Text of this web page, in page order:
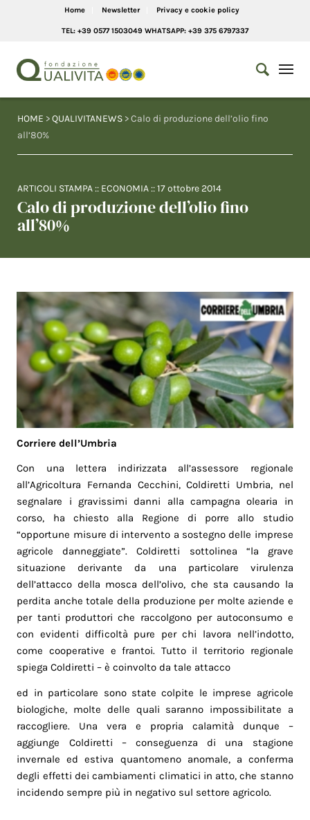
Home Newsletter Privacy e cookie policy
TEL: +39 0577 1503049 WHATSAPP: +39 375 6797337
HOME >QUALIVITANEWS > Calo di produzione dell’olio fino
all’80%
ARTICOLI STAMPA :: ECONOMIA ::17 ottobre 2014
Calo di produzione dell’olio fino
all’80%
Corriere dell’Umbria
Con una lettera indirizzata all’assessore regionale
all’Agricoltura Fernanda Cecchini, Coldiretti Umbria, nel
segnalare i gravissimi danni alla campagna olearia in
corso, ha chiesto alla Regione di porre allo studio
“opportune misure di intervento a sostegno delle imprese
agricole danneggiate”. Coldiretti sottolinea “la grave
situazione derivante da una particolare virulenza
dell’attacco della mosca dell’olivo, che sta causando la
perdita anche totale della produzione per molte aziende e
per tanti produttori che raccolgono per autoconsumo e
con evidenti difficoltà pure per chi lavora nell’indotto,
come cooperative e frantoi. Tutto il territorio regionale
spiega Coldiretti – è coinvolto da tale attacco
ed in particolare sono state colpite le imprese agricole
biologiche, molte delle quali saranno impossibilitate a
raccogliere. Una vera e propria calamità dunque –
aggiunge Coldiretti – conseguenza di una stagione
invernale ed estiva quantomeno anomale, a conferma
degli effetti dei cambiamenti climatici in atto, che stanno
incidendo sempre più in negativo sul settore agricolo.